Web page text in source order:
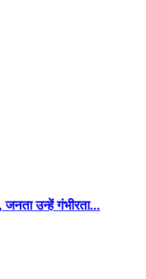
जनता उन्हें गंभीरता...